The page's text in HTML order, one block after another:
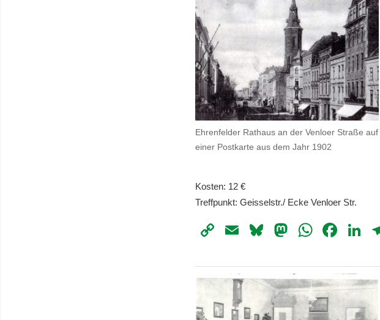
Ehrenfelder Rathaus an der Venloer Straße auf
einer Postkarte aus dem Jahr 1902
Kosten: 12 €
Treffpunkt: Geisselstr./ Ecke Venloer Str.
CopyEmailBluesky
Mastodon